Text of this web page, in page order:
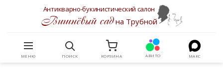
Антикварно-букинистический салон
Вишнёвый садна Трубной
МЕНЮ ПОИСК КОРЗИНА АВИТО МАКС